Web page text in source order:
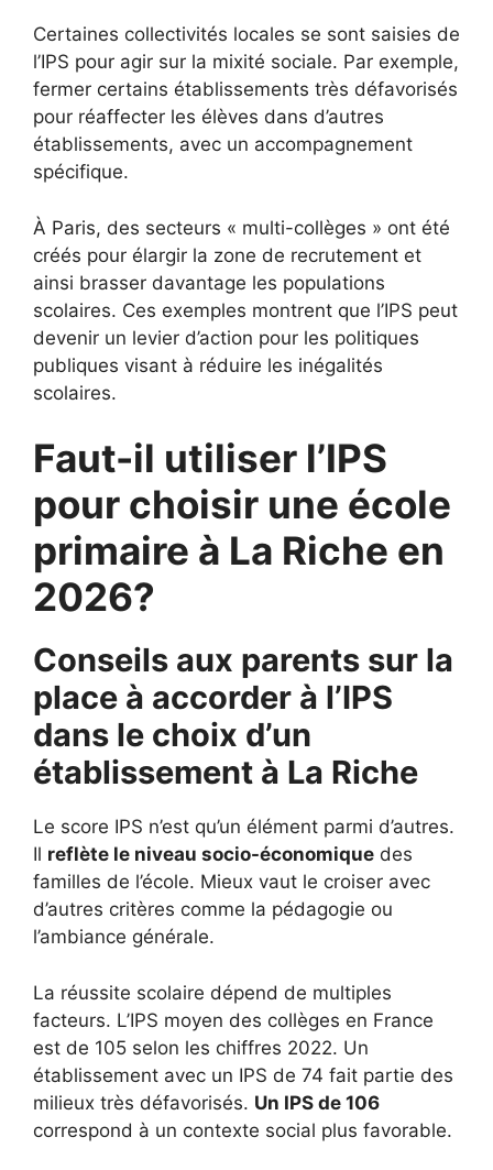
Certaines collectivités locales se sont saisies de
l’IPS pour agir sur la mixité sociale. Par exemple,
fermer certains établissements très défavorisés
pour réaffecter les élèves dans d’autres
établissements, avec un accompagnement
spécifique.
À Paris, des secteurs « multi-collèges » ont été
créés pour élargir la zone de recrutement et
ainsi brasser davantage les populations
scolaires. Ces exemples montrent que l’IPS peut
devenir un levier d’action pour les politiques
publiques visant à réduire les inégalités
scolaires.
Faut-il utiliser l’IPS
pour choisir une école
primaire à La Riche en
2026?
Conseils aux parents sur la
place à accorder à l’IPS
dans le choix d’un
établissement à La Riche
Le score IPS n’est qu’un élément parmi d’autres.
Il reflète le niveau socio-économique des
familles de l’école. Mieux vaut le croiser avec
d’autres critères comme la pédagogie ou
l’ambiance générale.
La réussite scolaire dépend de multiples
facteurs. L’IPS moyen des collèges en France
est de 105 selon les chiffres 2022. Un
établissement avec un IPS de 74 fait partie des
milieux très défavorisés. Un IPS de 106
correspond à un contexte social plus favorable.